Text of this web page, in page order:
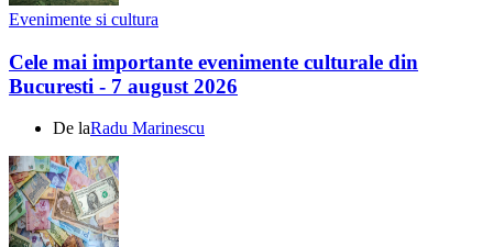
Evenimente si cultura
Cele mai importante evenimente culturale din
Bucuresti - 7 august 2026
De laRadu Marinescu